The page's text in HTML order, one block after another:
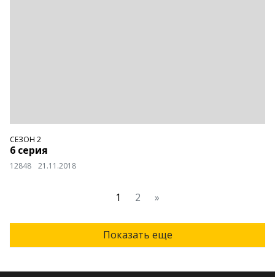
СЕЗОН 2
6 серия
12848 21.11.2018
1 2 »
Показать еще